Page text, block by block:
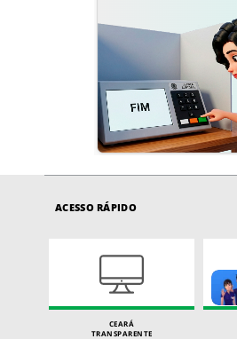
ACESSO RÁPIDO
CEARÁ
TRANSPARENTE